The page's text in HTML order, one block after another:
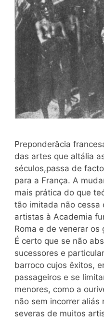
Preponderâcia
das artes que aItália
séculos,passa de
para a França. A
mais prática do que
tão imitada não cessa
artistas à Academia
Roma e de venerar os
É certo que se não
sucessores e
barroco cujos êxitos,
passageiros e se
menores, como a
não sem incorrer aliás
severas de muitos